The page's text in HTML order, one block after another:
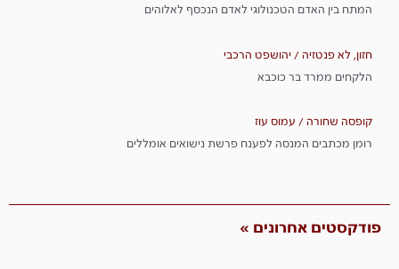
המתח בין האדם הטכנולוגי לאדם הנכסף לאלוהים
חזון, לא פנטזיה / יהושפט הרכבי
הלקחים ממרד בר כוכבא
קופסה שחורה / עמוס עוז
רומן מכתבים המנסה לפענח פרשת נישואים אומללים
פודקסטים אחרונים »